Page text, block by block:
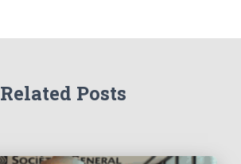
Related Posts